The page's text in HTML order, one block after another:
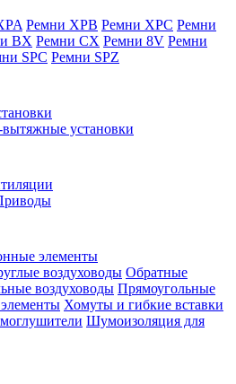
Ремни XPB Ремни XPC Ремни
BX Ремни CX Ремни 8V Ремни
SPC Ремни SPZ
установки
элементы
воздуховоды Обратные
воздуховоды Прямоугольные
Хомуты и гибкие вставки
Шумоизоляция для